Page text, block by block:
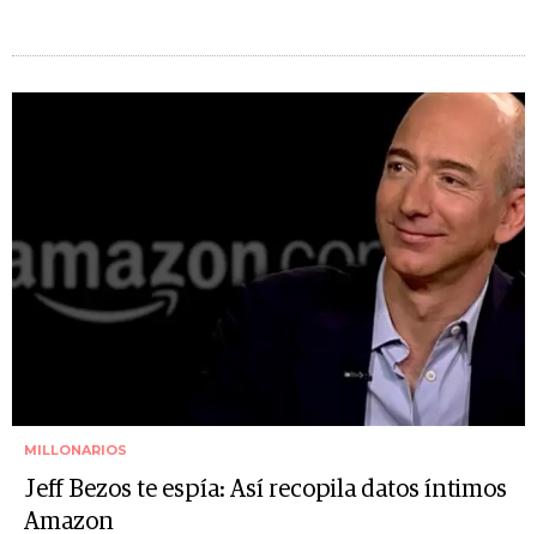
MILLONARIOS
Jeff Bezos te espía: Así recopila datos íntimos
Amazon